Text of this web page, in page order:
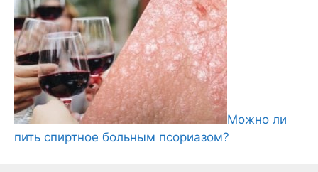
Можно ли
пить спиртное больным псориазом?